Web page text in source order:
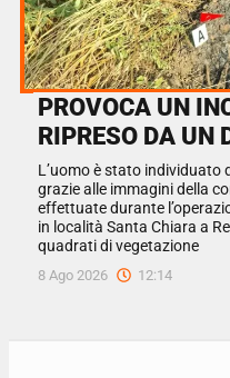
PROVOCA UN
RIPRESO DA UN
L’uomo è stato individuato
grazie alle immagini della
effettuate durante
in località Santa Chiara a
quadrati di vegetazione
8 Ago 2026 12:14